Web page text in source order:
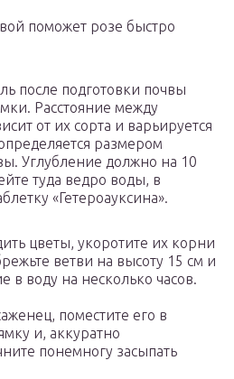
поможет розе быстро
после подготовки почвы
Расстояние между
от их сорта и варьируется
размером
Углубление должно на 10
туда ведро воды, в
«Гетероауксина».
цветы, укоротите их корни
ветви на высоту 15 см и
в воду на несколько часов.
поместите его в
и, аккуратно
понемногу засыпать